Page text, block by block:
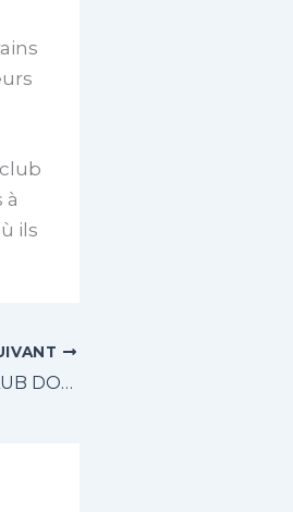
à
ils
HAC, LE RETOUR DU CLUB DOYEN À LA RISLE CUP